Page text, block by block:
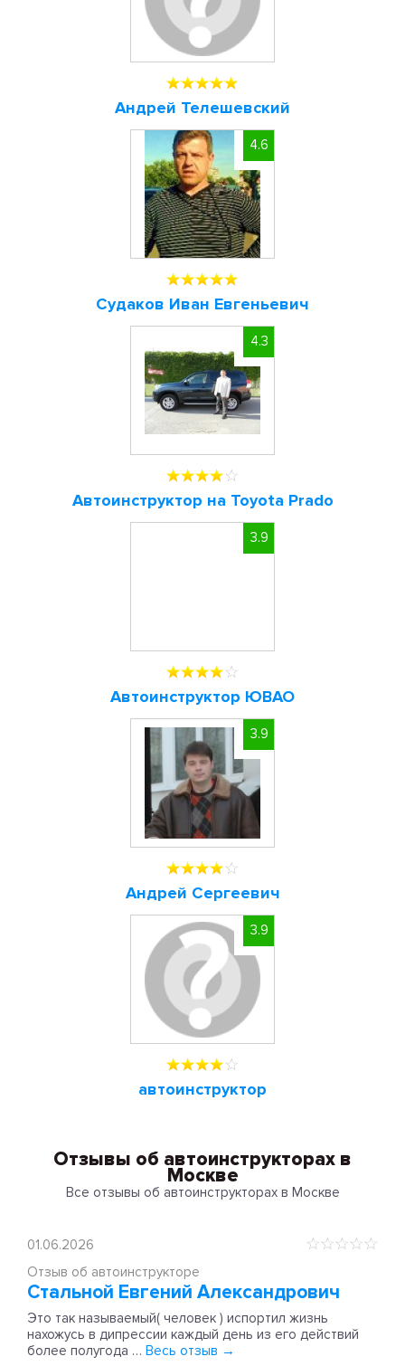
Андрей Телешевский
4.6
Судаков Иван Евгеньевич
4.3
Автоинструктор на Toyota Prado
3.9
Автоинструктор ЮВАО
3.9
Андрей Сергеевич
3.9
автоинструктор
Отзывы об автоинструкторах в
Москве
Все отзывы об автоинструкторах в Москве
01.06.2026
Отзыв об автоинструкторе
Стальной Евгений Александрович
Это так называемый( человек ) испортил жизнь
нахожусь в дипрессии каждый день из его действий
более полугода … Весь отзыв →